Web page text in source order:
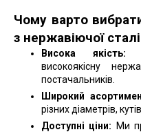
Чому варто
з нержавіючої
Висока якість:
високоякісну
постачальників.
Широкий
різних діаметрів,
Доступні ціни: Ми